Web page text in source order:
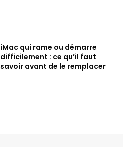
iMac qui rame ou démarre
difficilement : ce qu’il faut
savoir avant de le remplacer